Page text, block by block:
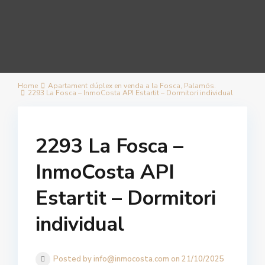
Home Apartament dúplex en venda a la Fosca, Palamós.
2293 La Fosca – InmoCosta API Estartit – Dormitori individual
2293 La Fosca –
InmoCosta API
Estartit – Dormitori
individual
Posted by info@inmocosta.com on 21/10/2025